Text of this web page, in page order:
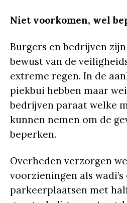
Niet voorkomen, wel
Burgers en bedrijven
bewust van de
extreme regen. In de
piekbui hebben maar
bedrijven paraat welke
kunnen nemen om de
beperken.
Overheden verzorgen
voorzieningen als wadi’s
parkeerplaatsen met